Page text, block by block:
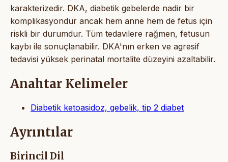
karakterizedir. DKA, diabetik gebelerde nadir bir
komplikasyondur ancak hem anne hem de fetus için
riskli bir durumdur. Tüm tedavilere rağmen, fetusun
kaybı ile sonuçlanabilir. DKA'nın erken ve agresif
tedavisi yüksek perinatal mortalite düzeyini azaltabilir.
Anahtar Kelimeler
Diabetik ketoasidoz, gebelik, tip 2 diabet
Ayrıntılar
Birincil Dil